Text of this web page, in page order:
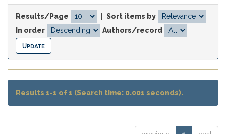
Results/Page
Sort items by
In order
Authors/record
Results 1-1 of 1 (Search time: 0.001 seconds).